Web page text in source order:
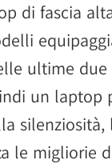
di fascia
ultime due
un laptop
silenziosità,
le migliorie